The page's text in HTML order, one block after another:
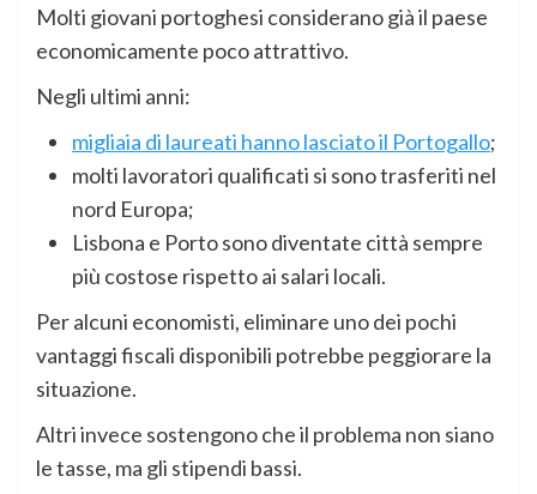
Molti giovani portoghesi considerano già il paese
economicamente poco attrattivo.
Negli ultimi anni:
migliaia di laureati hanno lasciato il Portogallo;
molti lavoratori qualificati si sono trasferiti nel
nord Europa;
Lisbona e Porto sono diventate città sempre
più costose rispetto ai salari locali.
Per alcuni economisti, eliminare uno dei pochi
vantaggi fiscali disponibili potrebbe peggiorare la
situazione.
Altri invece sostengono che il problema non siano
le tasse, ma gli stipendi bassi.